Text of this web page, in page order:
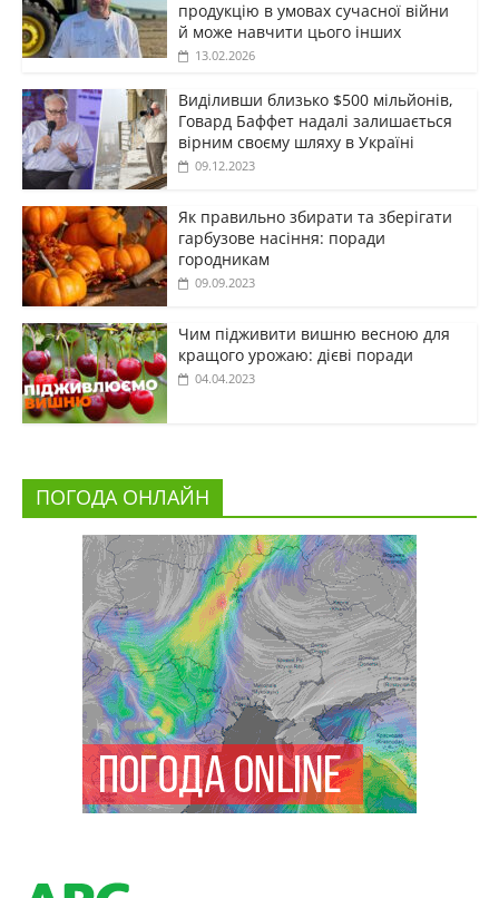
продукцію в умовах сучасної війни
й може навчити цього інших
13.02.2026
Виділивши близько $500 мільйонів,
Говард Баффет надалі залишається
вірним своєму шляху в Україні
09.12.2023
Як правильно збирати та зберігати
гарбузове насіння: поради
городникам
09.09.2023
Чим підживити вишню весною для
кращого урожаю: дієві поради
04.04.2023
ПОГОДА ОНЛАЙН